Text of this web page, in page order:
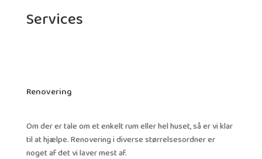
Services
Renovering
Om der er tale om et enkelt rum eller hel huset, så er vi klar
til at hjælpe. Renovering i diverse størrelsesordner er
noget af det vi laver mest af.